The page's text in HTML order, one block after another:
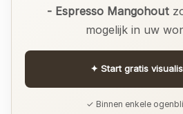
- Espresso Mangohout
mogelijk in uw
✦ Start gratis
✓ Binnen enkele